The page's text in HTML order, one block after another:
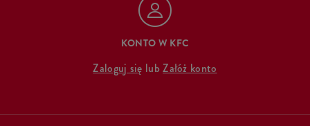
KONTO W KFC
Zaloguj się lubZałóż konto